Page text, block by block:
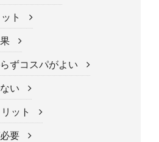
ト
ずコスパがよい
い
ット
要